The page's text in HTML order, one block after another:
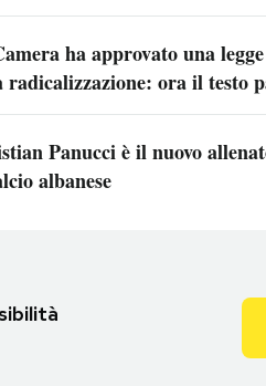
ha approvato una
radicalizzazione: ora il testo
Panucci è il nuovo
albanese